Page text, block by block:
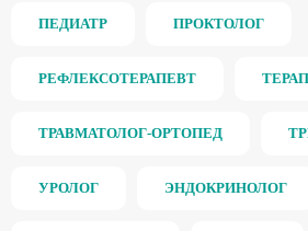
ПЕДИАТР ПРОКТОЛОГ
РЕФЛЕКСОТЕРАПЕВТ
ТРАВМАТОЛОГ-ОРТОПЕД
УРОЛОГ ЭНДОКРИНОЛОГ